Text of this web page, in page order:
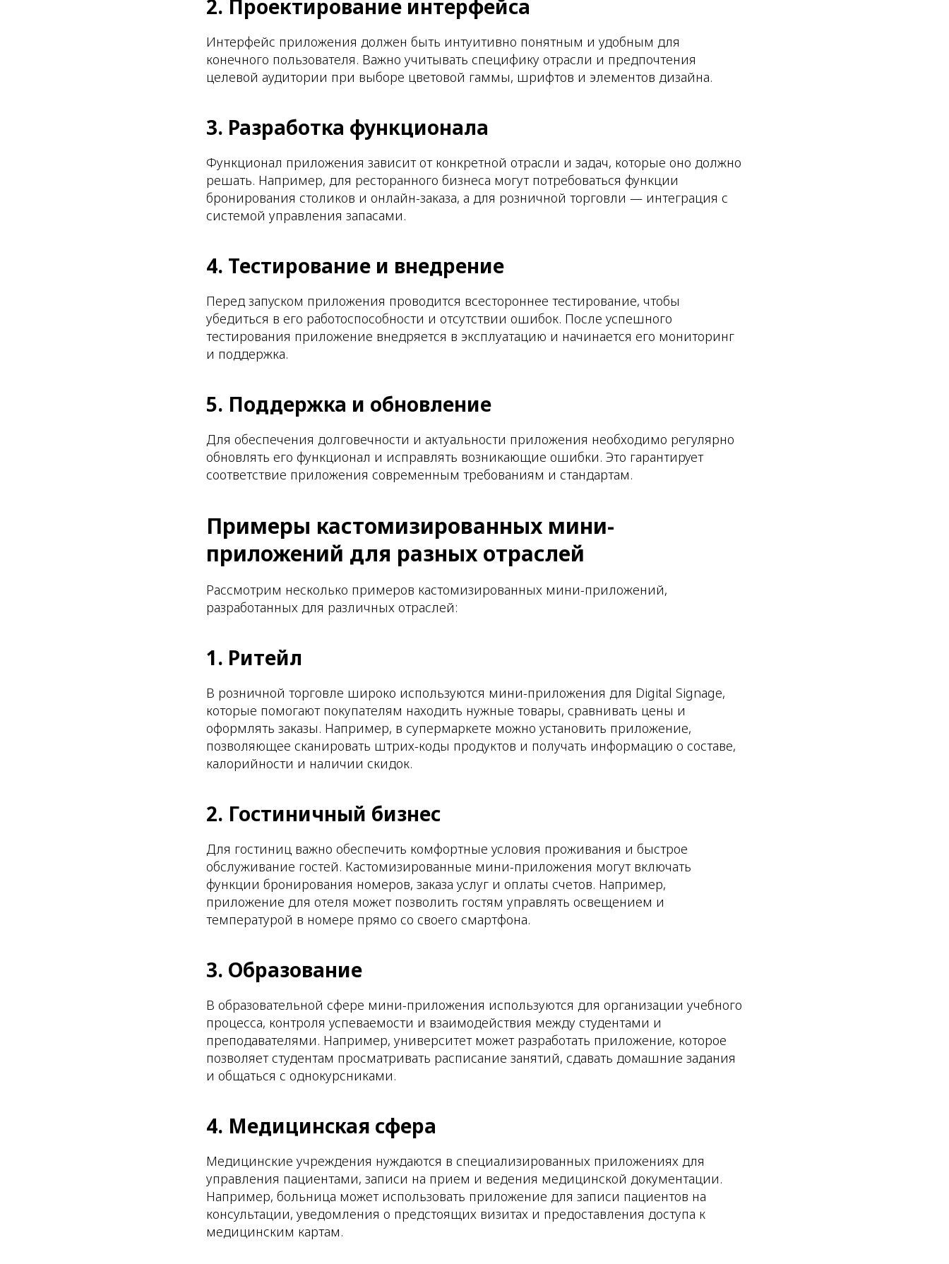
2. Проектирование интерфейса
Интерфейс приложения должен быть интуитивно понятным и удобным для
конечного пользователя. Важно учитывать специфику отрасли и предпочтения
целевой аудитории при выборе цветовой гаммы, шрифтов и элементов дизайна.
3. Разработка функционала
Функционал приложения зависит от конкретной отрасли и задач, которые оно должно
решать. Например, для ресторанного бизнеса могут потребоваться функции
бронирования столиков и онлайн-заказа, а для розничной торговли — интеграция с
системой управления запасами.
4. Тестирование и внедрение
Перед запуском приложения проводится всестороннее тестирование, чтобы
убедиться в его работоспособности и отсутствии ошибок. После успешного
тестирования приложение внедряется в эксплуатацию и начинается его мониторинг
и поддержка.
5. Поддержка и обновление
Для обеспечения долговечности и актуальности приложения необходимо регулярно
обновлять его функционал и исправлять возникающие ошибки. Это гарантирует
соответствие приложения современным требованиям и стандартам.
Примеры кастомизированных мини-
приложений для разных отраслей
Рассмотрим несколько примеров кастомизированных мини-приложений,
разработанных для различных отраслей:
1. Ритейл
В розничной торговле широко используются мини-приложения для Digital Signage,
которые помогают покупателям находить нужные товары, сравнивать цены и
оформлять заказы. Например, в супермаркете можно установить приложение,
позволяющее сканировать штрих-коды продуктов и получать информацию о составе,
калорийности и наличии скидок.
2. Гостиничный бизнес
Для гостиниц важно обеспечить комфортные условия проживания и быстрое
обслуживание гостей. Кастомизированные мини-приложения могут включать
функции бронирования номеров, заказа услуг и оплаты счетов. Например,
приложение для отеля может позволить гостям управлять освещением и
температурой в номере прямо со своего смартфона.
3. Образование
В образовательной сфере мини-приложения используются для организации учебного
процесса, контроля успеваемости и взаимодействия между студентами и
преподавателями. Например, университет может разработать приложение, которое
позволяет студентам просматривать расписание занятий, сдавать домашние задания
и общаться с однокурсниками.
4. Медицинская сфера
Медицинские учреждения нуждаются в специализированных приложениях для
управления пациентами, записи на прием и ведения медицинской документации.
Например, больница может использовать приложение для записи пациентов на
консультации, уведомления о предстоящих визитах и предоставления доступа к
медицинским картам.